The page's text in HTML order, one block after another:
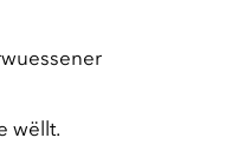
wëllt.